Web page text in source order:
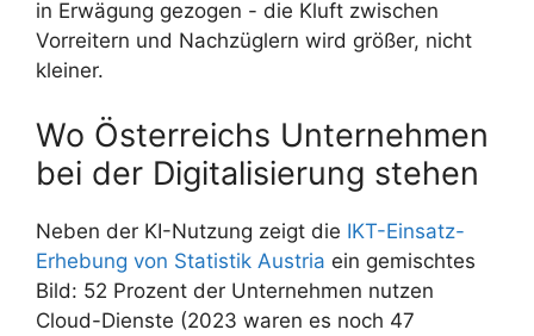
in Erwägung gezogen - die Kluft zwischen
Vorreitern und Nachzüglern wird größer, nicht
kleiner.
Wo Österreichs Unternehmen
bei der Digitalisierung stehen
Neben der KI-Nutzung zeigt die IKT-Einsatz-
Erhebung von Statistik Austria ein gemischtes
Bild: 52 Prozent der Unternehmen nutzen
Cloud-Dienste (2023 waren es noch 47